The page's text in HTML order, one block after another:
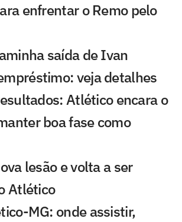
enfrentar o Remo pelo
saída de Ivan
veja detalhes
Atlético encara o
boa fase como
lesão e volta a ser
Atlético
MG: onde assistir,